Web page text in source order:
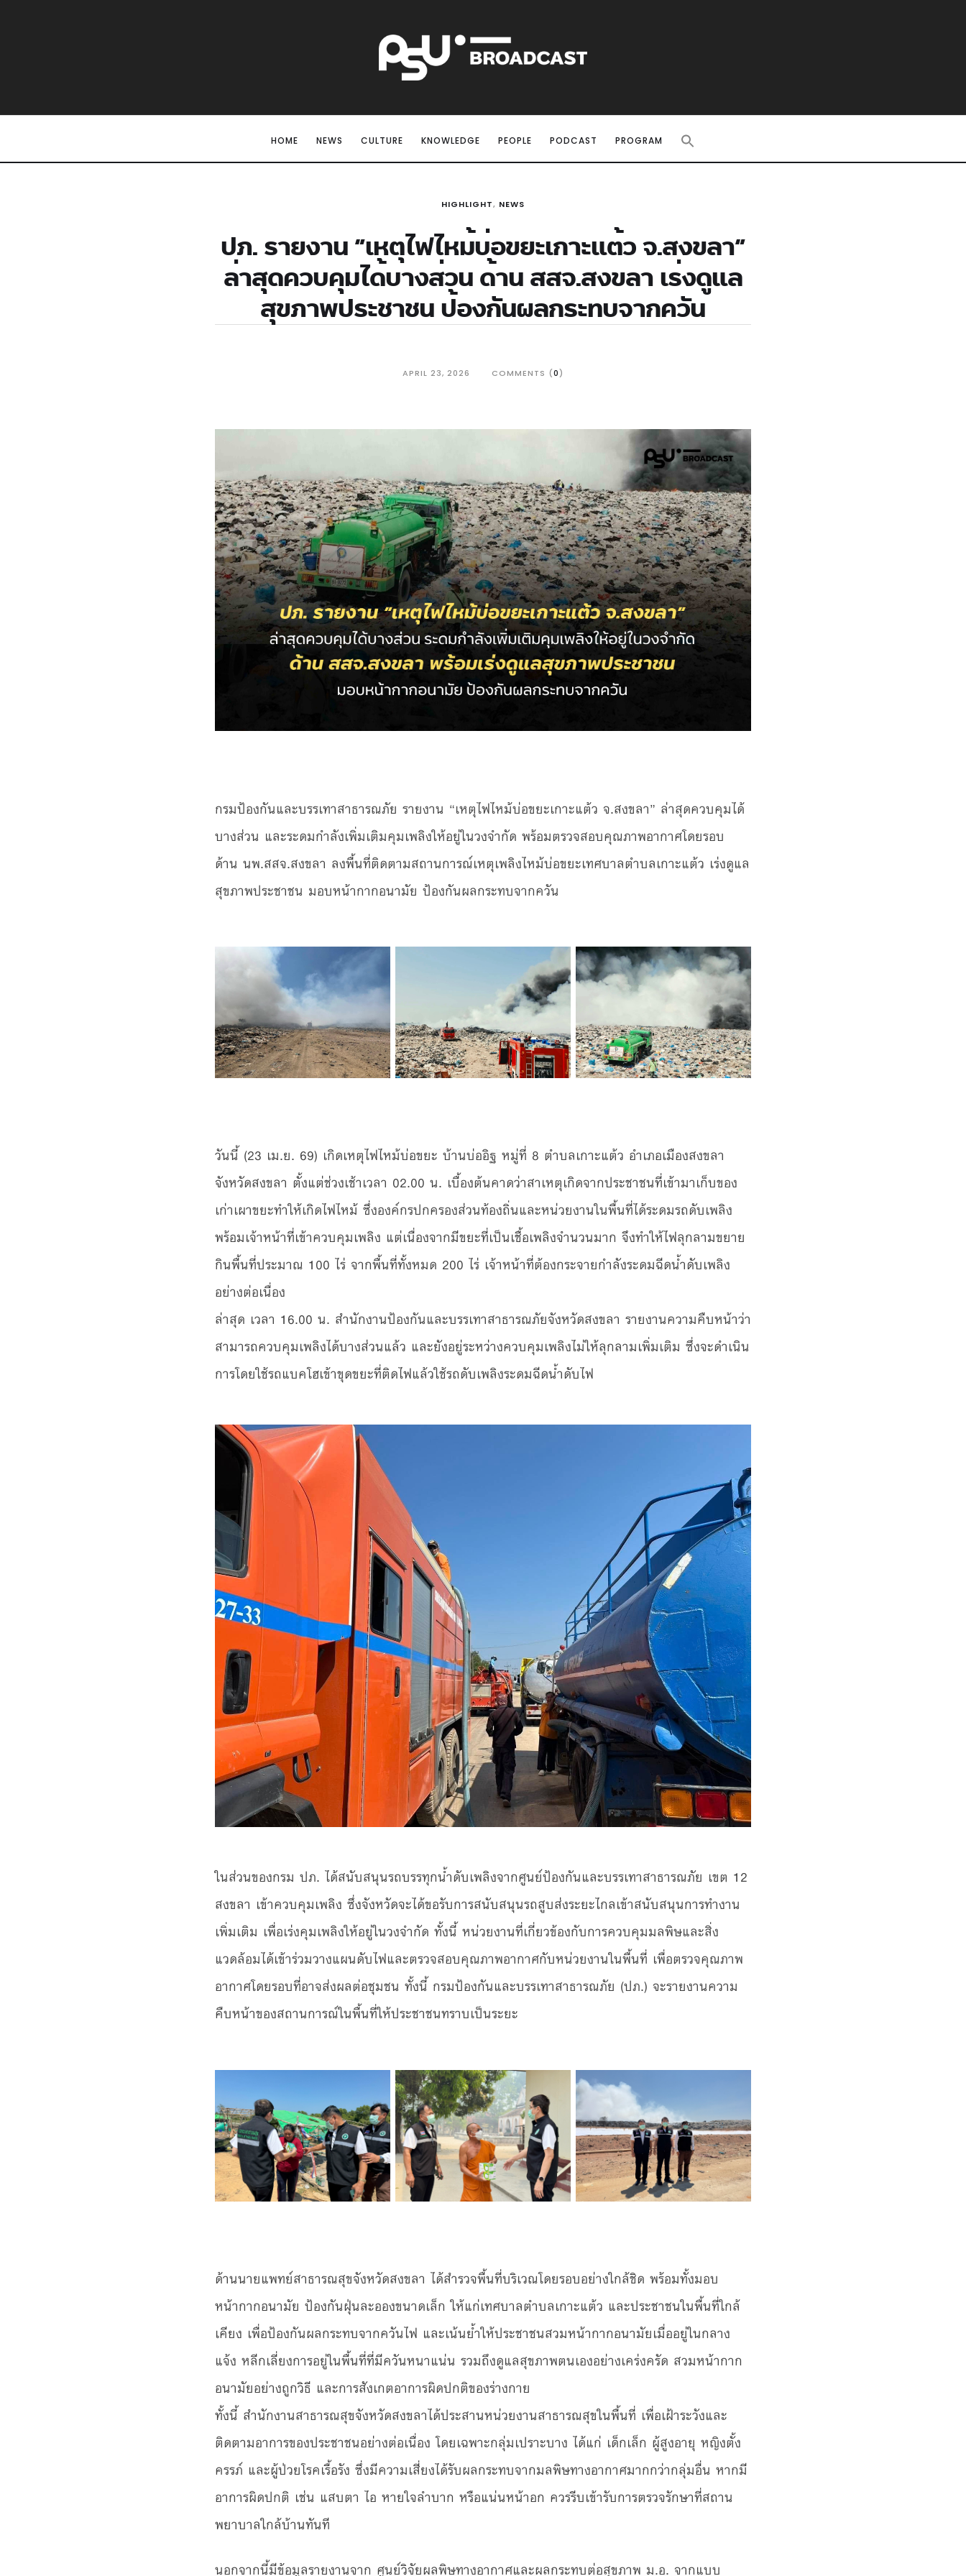
HOME NEWS CULTURE KNOWLEDGE PEOPLE PODCAST PROGRAM
HIGHLIGHT, NEWS
ปภ. รายงาน “เหตุไฟไหม้บ่อขยะเกาะแต้ว จ.สงขลา”
ล่าสุดควบคุมได้บางส่วน ด้าน สสจ.สงขลา เร่งดูแล
สุขภาพประชาชน ป้องกันผลกระทบจากควัน
APRIL 23, 2026 COMMENTS (0)
กรมป้องกันและบรรเทาสาธารณภัย รายงาน “เหตุไฟไหม้บ่อขยะเกาะแต้ว จ.สงขลา” ล่าสุดควบคุมได้
บางส่วน และระดมกำลังเพิ่มเติมคุมเพลิงให้อยู่ในวงจำกัด พร้อมตรวจสอบคุณภาพอากาศโดยรอบ
ด้าน นพ.สสจ.สงขลา ลงพื้นที่ติดตามสถานการณ์เหตุเพลิงไหม้บ่อขยะเทศบาลตำบลเกาะแต้ว เร่งดูแล
สุขภาพประชาชน มอบหน้ากากอนามัย ป้องกันผลกระทบจากควัน
วันนี้ (23 เม.ย. 69) เกิดเหตุไฟไหม้บ่อขยะ บ้านบ่ออิฐ หมู่ที่ 8 ตำบลเกาะแต้ว อำเภอเมืองสงขลา
จังหวัดสงขลา ตั้งแต่ช่วงเช้าเวลา 02.00 น. เบื้องต้นคาดว่าสาเหตุเกิดจากประชาชนที่เข้ามาเก็บของ
เก่าเผาขยะทำให้เกิดไฟไหม้ ซึ่งองค์กรปกครองส่วนท้องถิ่นและหน่วยงานในพื้นที่ได้ระดมรถดับเพลิง
พร้อมเจ้าหน้าที่เข้าควบคุมเพลิง แต่เนื่องจากมีขยะที่เป็นเชื้อเพลิงจำนวนมาก จึงทำให้ไฟลุกลามขยาย
กินพื้นที่ประมาณ 100 ไร่ จากพื้นที่ทั้งหมด 200 ไร่ เจ้าหน้าที่ต้องกระจายกำลังระดมฉีดน้ำดับเพลิง
อย่างต่อเนื่อง
ล่าสุด เวลา 16.00 น. สำนักงานป้องกันและบรรเทาสาธารณภัยจังหวัดสงขลา รายงานความคืบหน้าว่า
สามารถควบคุมเพลิงได้บางส่วนแล้ว และยังอยู่ระหว่างควบคุมเพลิงไม่ให้ลุกลามเพิ่มเติม ซึ่งจะดำเนิน
การโดยใช้รถแบคโฮเข้าขุดขยะที่ติดไฟแล้วใช้รถดับเพลิงระดมฉีดน้ำดับไฟ
ในส่วนของกรม ปภ. ได้สนับสนุนรถบรรทุกน้ำดับเพลิงจากศูนย์ป้องกันและบรรเทาสาธารณภัย เขต 12
สงขลา เข้าควบคุมเพลิง ซึ่งจังหวัดจะได้ขอรับการสนับสนุนรถสูบส่งระยะไกลเข้าสนับสนุนการทำงาน
เพิ่มเติม เพื่อเร่งคุมเพลิงให้อยู่ในวงจำกัด ทั้งนี้ หน่วยงานที่เกี่ยวข้องกับการควบคุมมลพิษและสิ่ง
แวดล้อมได้เข้าร่วมวางแผนดับไฟและตรวจสอบคุณภาพอากาศกับหน่วยงานในพื้นที่ เพื่อตรวจคุณภาพ
อากาศโดยรอบที่อาจส่งผลต่อชุมชน ทั้งนี้ กรมป้องกันและบรรเทาสาธารณภัย (ปภ.) จะรายงานความ
คืบหน้าของสถานการณ์ในพื้นที่ให้ประชาชนทราบเป็นระยะ
ด้านนายแพทย์สาธารณสุขจังหวัดสงขลา ได้สำรวจพื้นที่บริเวณโดยรอบอย่างใกล้ชิด พร้อมทั้งมอบ
หน้ากากอนามัย ป้องกันฝุ่นละอองขนาดเล็ก ให้แก่เทศบาลตำบลเกาะแต้ว และประชาชนในพื้นที่ใกล้
เคียง เพื่อป้องกันผลกระทบจากควันไฟ และเน้นย้ำให้ประชาชนสวมหน้ากากอนามัยเมื่ออยู่ในกลาง
แจ้ง หลีกเลี่ยงการอยู่ในพื้นที่ที่มีควันหนาแน่น รวมถึงดูแลสุขภาพตนเองอย่างเคร่งครัด สวมหน้ากาก
อนามัยอย่างถูกวิธี และการสังเกตอาการผิดปกติของร่างกาย
ทั้งนี้ สำนักงานสาธารณสุขจังหวัดสงขลาได้ประสานหน่วยงานสาธารณสุขในพื้นที่ เพื่อเฝ้าระวังและ
ติดตามอาการของประชาชนอย่างต่อเนื่อง โดยเฉพาะกลุ่มเปราะบาง ได้แก่ เด็กเล็ก ผู้สูงอายุ หญิงตั้ง
ครรภ์ และผู้ป่วยโรคเรื้อรัง ซึ่งมีความเสี่ยงได้รับผลกระทบจากมลพิษทางอากาศมากกว่ากลุ่มอื่น หากมี
อาการผิดปกติ เช่น แสบตา ไอ หายใจลำบาก หรือแน่นหน้าอก ควรรีบเข้ารับการตรวจรักษาที่สถาน
พยาบาลใกล้บ้านทันที
นอกจากนี้มีข้อมูลรายงานจาก ศูนย์วิจัยผลพิษทางอากาศและผลกระทบต่อสุขภาพ ม.อ. จากแบบ